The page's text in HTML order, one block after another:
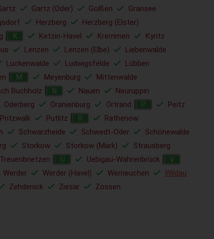
Gartz (Oder) Golßen
Gransee
Herzberg
Herzberg (Elster)
K Ketzin-Havel Kremmen
Kyritz
Lenzen Lenzen (Elbe)
Liebenwalde
Luckenwalde Ludwigsfelde
Lübben
M Meyenburg
Mittenwalde
Buchholz N Nauen
Neuruppin
Oderberg Oranienburg Ortrand P
Peitz
Pritzwalk Putlitz R
Rathenow
Schwarzheide Schwedt-Oder
Schönewalde
Storkow Storkow (Mark) Strausberg
Treuenbrietzen U Uebigau-Wahrenbrück V
Werder Werder (Havel) Werneuchen
Wildau
Zehdenick Ziesar Zossen